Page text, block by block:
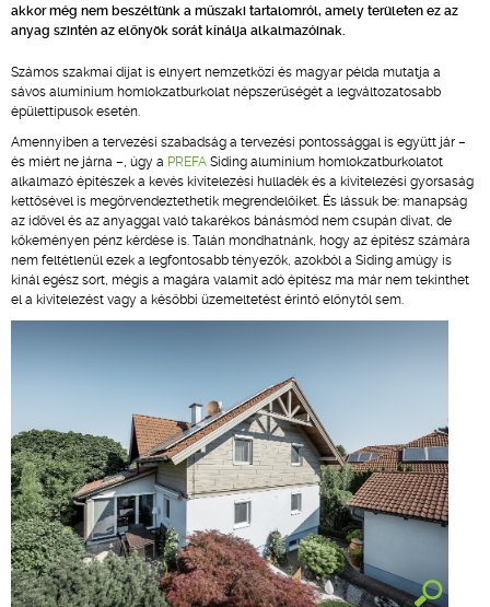
akkor még nem beszéltünk a műszaki tartalomról, amely területen ez az
anyag szintén az előnyök sorát kínálja alkalmazóinak.
Számos szakmai díjat is elnyert nemzetközi és magyar példa mutatja a
sávos alumínium homlokzatburkolat népszerűségét a legváltozatosabb
épülettípusok esetén.
Amennyiben a tervezési szabadság a tervezési pontossággal is együtt jár –
és miért ne járna –, úgy a PREFA Siding alumínium homlokzatburkolatot
alkalmazó építészek a kevés kivitelezési hulladék és a kivitelezési gyorsaság
kettősével is megörvendeztethetik megrendelőiket. És lássuk be: manapság
az idővel és az anyaggal való takarékos bánásmód nem csupán divat, de
kőkeményen pénz kérdése is. Talán mondhatnánk, hogy az építész számára
nem feltétlenül ezek a legfontosabb tényezők, azokból a Siding amúgy is
kínál egész sort, mégis a magára valamit adó építész ma már nem tekinthet
el a kivitelezést vagy a későbbi üzemeltetést érintő előnytől sem.